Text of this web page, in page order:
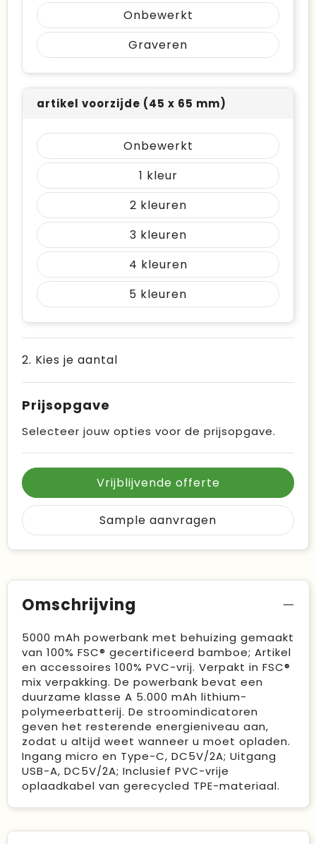
Onbewerkt
Graveren
artikel voorzijde (45 x 65 mm)
Onbewerkt
1
2
3
4
5
2. Kies je aantal
Prijsopgave
Selecteer jouw opties voor de prijsopgave.
Vrijblijvende offerte
Sample aanvragen
Omschrijving
5000 mAh powerbank met behuizing gemaakt
van 100% FSC® gecertificeerd bamboe; Artikel
en accessoires 100% PVC-vrij. Verpakt in FSC®
mix verpakking. De powerbank bevat een
duurzame klasse A 5.000 mAh lithium-
polymeerbatterij. De stroomindicatoren
geven het resterende energieniveau aan,
zodat u altijd weet wanneer u moet opladen.
Ingang micro en Type-C, DC5V/2A; Uitgang
USB-A, DC5V/2A; Inclusief PVC-vrije
oplaadkabel van gerecycled TPE-materiaal.